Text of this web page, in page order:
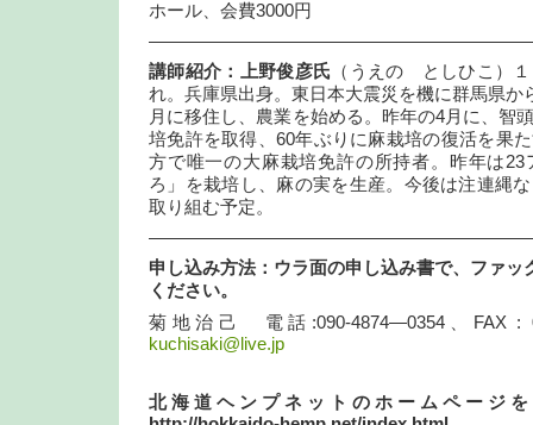
ホール、会費3000円
講師紹介：上野俊彦氏 （うえの としひこ）
れ。兵庫県出身。東日本大震災を機に群馬県か
月に移住し、農業を始める。昨年の4月に、智
培免許を取得、60年ぶりに麻栽培の復活を果
方で唯一の大麻栽培免許の所持者。昨年は
ろ」を栽培し、麻の実を生産。今後は注連縄
取り組む予定。
申し込み方法：ウラ面の申し込み書で、ファッ
ください。
菊地治己 電話:090-4874—0354、FAX :
kuchisaki@live.jp
北海道ヘンプネットのホームペ